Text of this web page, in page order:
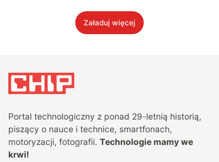
Załaduj więcej
Portal technologiczny z ponad 29-letnią historią,
piszący o nauce i technice, smartfonach,
motoryzacji, fotografii. Technologie mamy we
krwi!